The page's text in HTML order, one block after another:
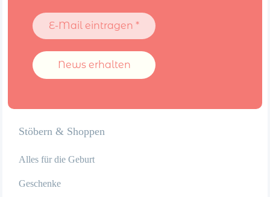
E-
Mail
*
Stöbern & Shoppen
Alles für die Geburt
Geschenke